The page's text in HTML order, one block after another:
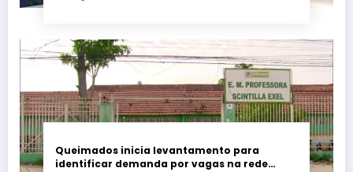
Queimados inicia levantamento para
identificar demanda por vagas na rede